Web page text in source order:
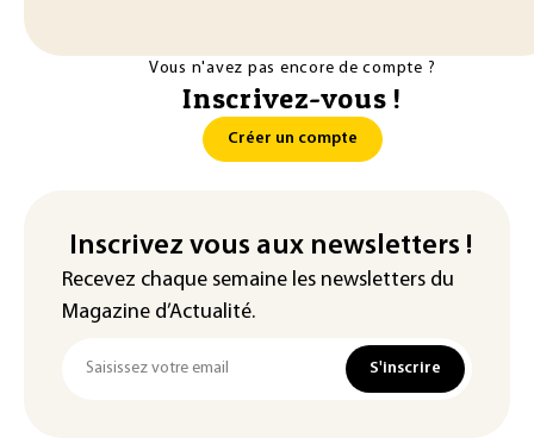
Vous n'avez pas encore de compte ?
Inscrivez-vous !
Créer un compte
Inscrivez vous aux newsletters !
Recevez chaque semaine les newsletters du
Magazine d’Actualité.
S'inscrire